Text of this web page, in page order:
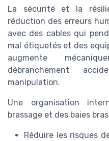
La sécurité et la
réduction des erreurs
avec des cables qui
mal étiquetés et des
augmente
débranchement
manipulation.
Une organisation
brassage et des baies
Réduire les risques